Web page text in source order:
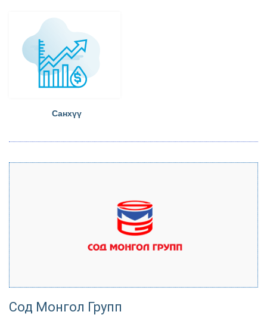
Санхүү
Сод Монгол Групп